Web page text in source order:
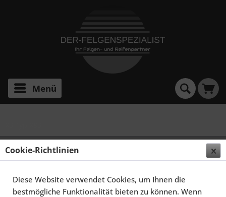
Menü
SCHMIDT FELGEN 20 ZOLL STORMER FÜR BMW X3
E83, GLOSSBLACK
Cookie-Richtlinien
Diese Website verwendet Cookies, um Ihnen die
bestmögliche Funktionalität bieten zu können. Wenn